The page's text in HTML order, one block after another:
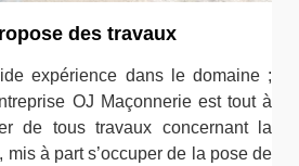
des travaux
expérience dans le domaine ;
OJ Maçonnerie est tout à
de tous travaux concernant la
mis à part s’occuper de la pose de